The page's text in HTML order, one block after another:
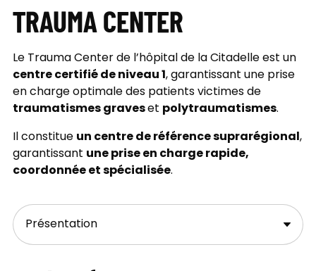
TRAUMA CENTER
Le Trauma Center de l’hôpital de la Citadelle est un
centre certifié de niveau 1, garantissant une prise
en charge optimale des patients victimes de
traumatismes graveset polytraumatismes.
Il constitueun centre de référence suprarégional,
garantissant une prise en charge rapide,
coordonnée et spécialisée.